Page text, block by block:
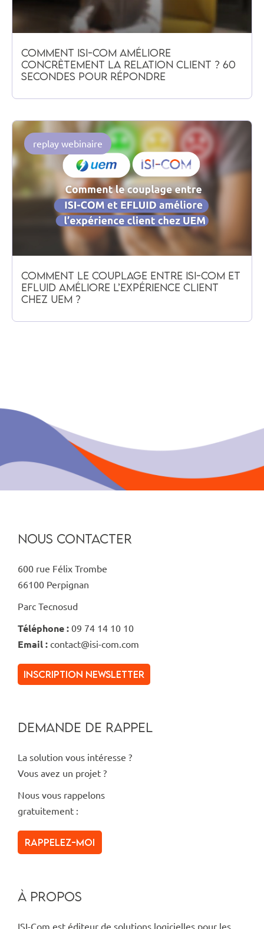
Comment ISI-COM améliore
concrètement la relation client ? 60
secondes pour répondre
replay webinaire
Comment le couplage entre Isi-Com et
efluid améliore l’expérience client
chez UEM ?
NOUS CONTACTER
600 rue Félix Trombe
66100 Perpignan
Parc Tecnosud
Téléphone : 09 74 14 10 10
Email : contact@isi-com.com
inscription newsletter
DEMANDE DE RAPPEL
La solution vous intéresse ?
Vous avez un projet ?
Nous vous rappelons
gratuitement :
Rappelez-moi
À PROPOS
ISI-Com est éditeur de solutions logicielles pour les